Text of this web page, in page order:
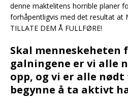
denne maktelitens horrible planer
forhåpentligvis med det resultat at
TILLATE DEM Å FULLFØRE!
Skal menneskeheten
galningene er vi alle
opp, og vi er alle nødt
begynne å ta aktivt